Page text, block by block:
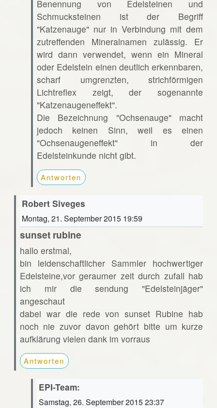
Benennung von Edelsteinen und
Schmucksteinen ist der Begriff
"Katzenauge" nur in Verbindung mit dem
zutreffenden Mineralnamen zulässig. Er
wird dann verwendet, wenn ein Mineral
oder Edelstein einen deutlich erkennbaren,
scharf umgrenzten, strichförmigen
Lichtreflex zeigt, der sogenannte
"Katzenaugeneffekt".
Die Bezeichnung "Ochsenauge" macht
jedoch keinen Sinn, weil es einen
"Ochsenaugeneffekt" in der
Edelsteinkunde nicht gibt.
Antworten
Robert Siveges
Montag, 21. September 2015 19:59
sunset rubine
hallo erstmal,
bin leidenschaftlicher Sammler hochwertiger
Edelsteine,vor geraumer zeit durch zufall hab
ich mir die sendung "Edelsteinjäger"
angeschaut
dabei war die rede von sunset Rubine hab
noch nie zuvor davon gehört bitte um kurze
aufklärung vielen dank im vorraus
Antworten
EPI-Team:
Samstag, 26. September 2015 23:37